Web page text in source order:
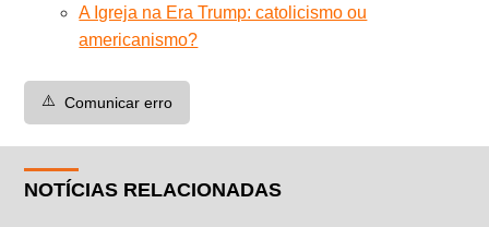
A Igreja na Era Trump: catolicismo ou
americanismo?
⚠️ Comunicar erro
NOTÍCIAS RELACIONADAS